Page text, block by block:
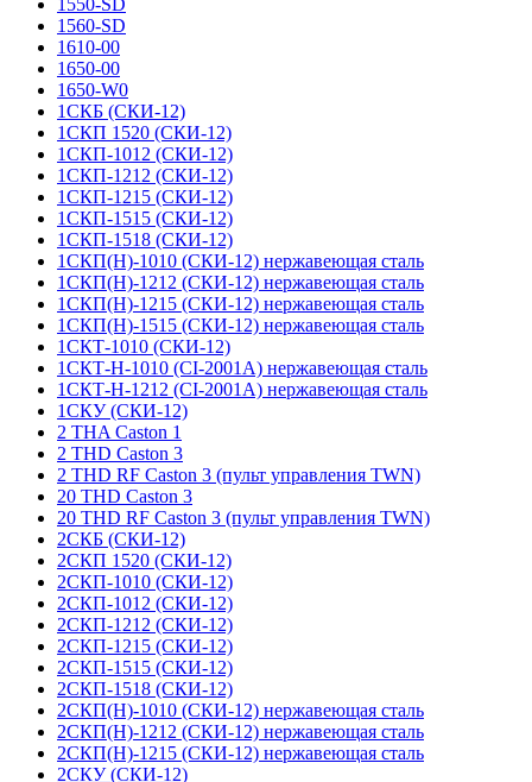
1550-SD
1560-SD
1610-00
1650-00
1650-W0
1СКБ (СКИ-12)
1СКП 1520 (СКИ-12)
1СКП-1012 (СКИ-12)
1СКП-1212 (СКИ-12)
1СКП-1215 (СКИ-12)
1СКП-1515 (СКИ-12)
1СКП-1518 (СКИ-12)
1СКП(Н)-1010 (СКИ-12) нержавеющая сталь
1СКП(Н)-1212 (СКИ-12) нержавеющая сталь
1СКП(Н)-1215 (СКИ-12) нержавеющая сталь
1СКП(Н)-1515 (СКИ-12) нержавеющая сталь
1СКТ-1010 (СКИ-12)
1СКТ-Н-1010 (CI-2001A) нержавеющая сталь
1СКТ-Н-1212 (CI-2001A) нержавеющая сталь
1СКУ (СКИ-12)
2 THA Caston 1
2 THD Caston 3
2 THD RF Caston 3 (пульт управления TWN)
20 THD Caston 3
20 THD RF Caston 3 (пульт управления TWN)
2СКБ (СКИ-12)
2СКП 1520 (СКИ-12)
2СКП-1010 (СКИ-12)
2СКП-1012 (СКИ-12)
2СКП-1212 (СКИ-12)
2СКП-1215 (СКИ-12)
2СКП-1515 (СКИ-12)
2СКП-1518 (СКИ-12)
2СКП(Н)-1010 (СКИ-12) нержавеющая сталь
2СКП(Н)-1212 (СКИ-12) нержавеющая сталь
2СКП(Н)-1215 (СКИ-12) нержавеющая сталь
2СКУ (СКИ-12)